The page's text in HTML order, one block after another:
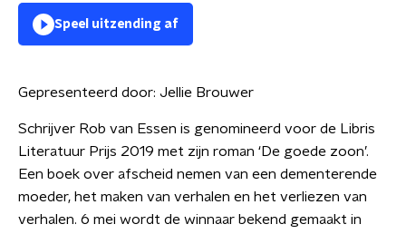
Speel uitzending af
Gepresenteerd door: Jellie Brouwer
Schrijver Rob van Essen is genomineerd voor de Libris
Literatuur Prijs 2019 met zijn roman ‘De goede zoon’.
Een boek over afscheid nemen van een dementerende
moeder, het maken van verhalen en het verliezen van
verhalen. 6 mei wordt de winnaar bekend gemaakt in